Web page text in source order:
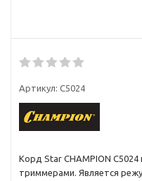
Артикул: C5024
Корд Star CHAMPION
триммерами. Является